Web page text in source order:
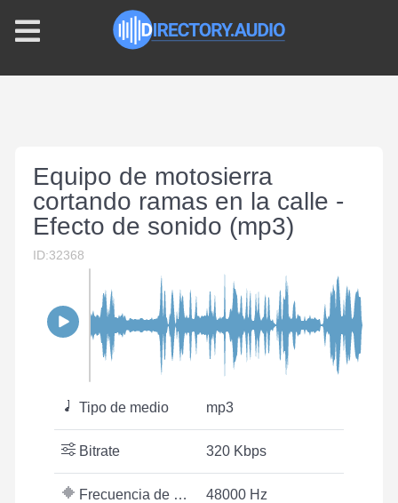
Equipo de motosierra
cortando ramas en la calle -
Efecto de sonido (mp3)
ID:32368
Tipo de medio mp3
Bitrate 320 Kbps
Frecuencia de muestreo 48000 Hz